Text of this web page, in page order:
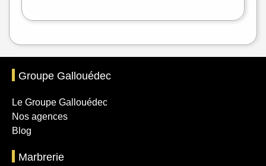
Groupe Gallouédec
Le Groupe Gallouédec
Nos agences
Blog
Marbrerie